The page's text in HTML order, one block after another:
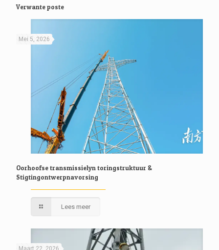
Verwante poste
Mei 5, 2026
Oorhoofse transmissielyn toringstruktuur &
Stigtingontwerpnavorsing
Lees meer
Maart 22, 2026